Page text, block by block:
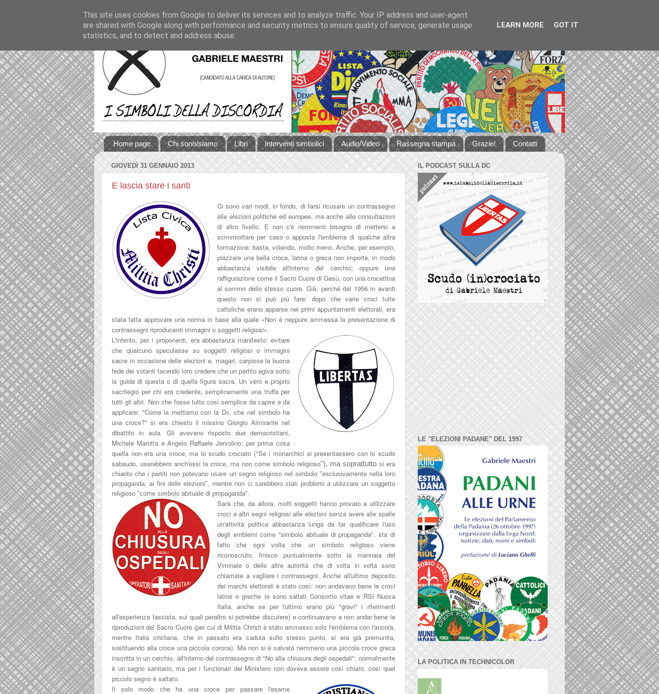
Home page Chi sono/siamo Libri Interventi simbolici Audio/Video Rassegna stampa Grazie! Contatti
GIOVEDÌ 31 GENNAIO 2013
E lascia stare i santi
Ci sono vari modi, in fondo, di farsi ricusare un contrassegno
alle elezioni politiche ed europee, ma anche alle consultazioni
di altro livello. E non c'è nemmeno bisogno di mettersi a
scimmiottare per caso o apposta l'emblema di qualche altra
formazione: basta, volendo, molto meno. Anche, per esempio,
piazzare una bella croce, latina o greca non importa, in modo
abbastanza visibile all'interno del cerchio; oppure una
raffigurazione come il Sacro Cuore di Gesù, con una crocettina
al sommo dello stesso cuore. Già, perché dal 1956 in avanti
questo non si può più fare: dopo che varie croci tutte
cattoliche erano apparse nei primi appuntamenti elettorali, era
stata fatta approvare una norma in base alla quale «Non è neppure ammessa la presentazione di
contrassegni riproducenti immagini o soggetti religiosi».
L'intento, per i proponenti, era abbastanza manifesto: evitare
che qualcuno speculasse su soggetti religiosi o immagini
sacre in occasione delle elezioni e, magari, carpisse la buona
fede dei votanti facendo loro credere che un partito agiva sotto
la guida di questa o di quella figura sacra. Un vero e proprio
sacrilegio per chi era credente, semplicemente una truffaper
tutti gli altri. Non che fosse tutto così semplice da capire e da
applicare: "Come la mettiamo con la Dc, che nel simbolo ha
una croce?" si era chiesto il missino GiorgioAlmirante nel
dibattito in aula. Gli avevano risposto due democristiani,
Michele Marotta e Angelo Raffaele Jervolino: per prima cosa
quella non era una croce, ma lo scudo crociato ("Se i monarchici si presentassero con lo scudo
sabaudo, userebbero anch'essi la croce, ma non come simbolo religioso"), ma soprattutto si era
chiarito che i partiti non potevanousare un segno religioso nel simbolo "esclusivamente nella loro
propaganda, ai fini delle elezioni", mentre non ci sarebbero stati problemi a utilizzare un soggetto
religioso "come simbolo abituale di propaganda".
Sarà che, da allora, molti soggetti hanno provato a utilizzare
croci e altri segni religiosi alle elezioni senza avere alle spalle
un'attività politica abbastanza lunga da far qualificare l'uso
degli emblemi come "simbolo abituale di propaganda", sta di
fatto che ogni volta che un simbolo religioso viene
riconosciuto, finisce puntualmente sotto la mannaia del
Viminale o delle altre autorità che di volta in volta sono
chiamate a vagliare i contrassegni. Anche all'ultimo deposito
dei marchi elettorali è stato così: non andavano bene le croci
latine o greche (e sono saltati Consortio vitae e RSI Nuova
Italia, anche se per l'ultimo erano più "gravi" i riferimenti
all'esperienza fascista, sui quali peraltro si potrebbe discutere) e continuavano a non andar bene le
riproduzioni del Sacro Cuore (per cui di Militia Christi è stato ammesso solo l'emblema con l'ancora,
mentre Italia cristiana, che in passato era caduta sullo stesso punto, si era già premunita,
sostituendo alla croce una piccola corona). Ma non si è salvata nemmeno una piccola croce greca
inscritta in un cerchio, all'interno del contrassegno di "No alla chiusura degli ospedali": normalmente
è un segno sanitario, ma per i funzionari del Ministero non doveva essere così chiaro, così quel
piccolo segno è saltato.
Il solo modo che ha una croce per passare l'esame
IL PODCAST SULLA DC
LE "ELEZIONI PADANE" DEL 1997
LA POLITICA IN TECHNICOLOR
This site uses cookies from Google to deliver its services and to analyze traffic. Your IP address and user-agent
are shared with Google along with performance and security metrics to ensure quality of service, generate usage
statistics, and to detect and address abuse.
LEARN MORE GOT IT